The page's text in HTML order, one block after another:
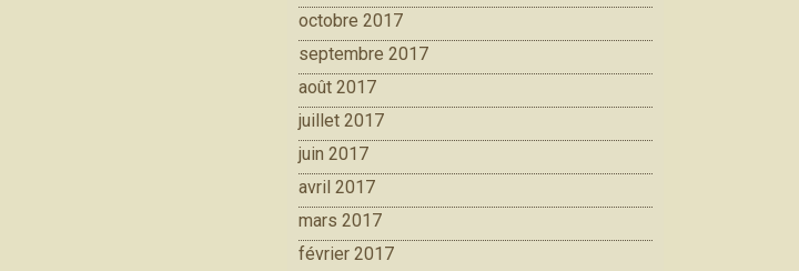
octobre 2017
septembre 2017
août 2017
juillet 2017
juin 2017
avril 2017
mars 2017
février 2017